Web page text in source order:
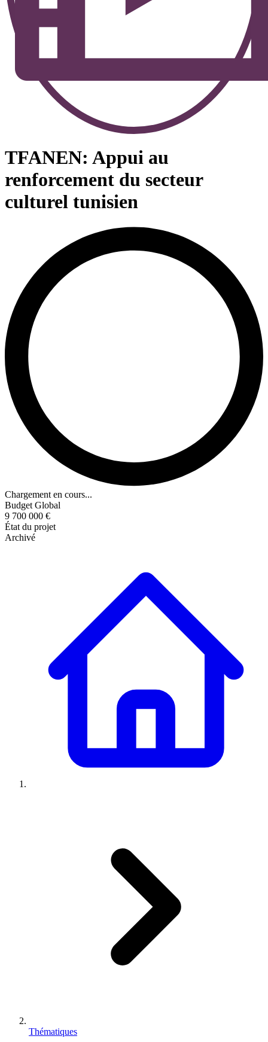
TFANEN: Appui au
renforcement du secteur
culturel tunisien
Chargement en cours...
Budget Global
9 700 000 €
État du projet
Archivé
Thématiques